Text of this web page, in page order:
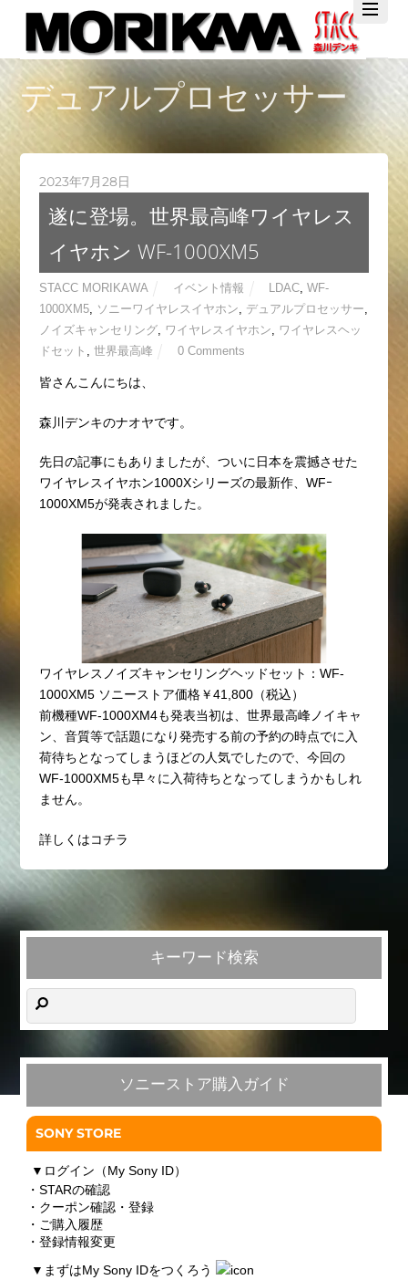
TwitterFacebook
YouTube
デュアルプロセッサー
2023年7月28日
遂に登場。世界最高峰ワイヤレス
イヤホン WF-1000XM5
STACC MORIKAWA イベント情報 LDAC ,WF-
1000XM5, ソニーワイヤレスイヤホン デュアルプロセッサー
ノイズキャンセリング, ワイヤレスイヤホン
ワイヤレスヘッ
ドセット
世界最高峰 0 Comments
皆さんこんにちは、
森川デンキのナオヤです。
先日の記事にもありましたが、ついに日本を震撼させた
ワイヤレスイヤホン1000Xシリーズの最新作、WFｰ
1000XM5が発表されました。
ワイヤレスノイズキャンセリングヘッドセット：WF-
1000XM5 ソニーストア価格￥41,800（税込）
前機種WF-1000XM4も発表当初は、世界最高峰ノイキャ
ン、音質等で話題になり発売する前の予約の時点でに入
荷待ちとなってしまうほどの人気でしたので、今回の
WF-1000XM5も早々に入荷待ちとなってしまうかもしれ
ません。
詳しくはコチラ
キーワード検索
ソニーストア購入ガイド
SONY STORE
▼ ログイン（My Sony ID）
・STARの確認
・クーポン確認・登録
・ご購入履歴
・登録情報変更
▼ まずはMy Sony IDをつくろう